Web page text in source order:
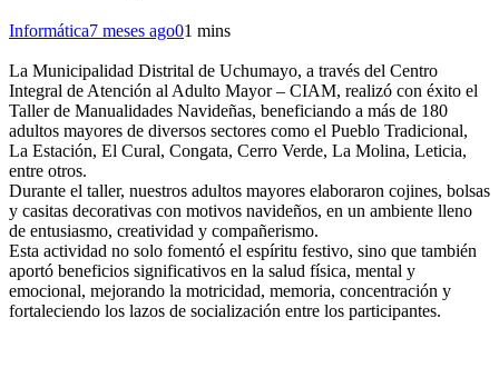
Informática7 meses ago01 mins
La Municipalidad Distrital de Uchumayo, a través del Centro
Integral de Atención al Adulto Mayor – CIAM, realizó con éxito el
Taller de Manualidades Navideñas, beneficiando a más de 180
adultos mayores de diversos sectores como el Pueblo Tradicional,
La Estación, El Cural, Congata, Cerro Verde, La Molina, Leticia,
entre otros.
Durante el taller, nuestros adultos mayores elaboraron cojines, bolsas
y casitas decorativas con motivos navideños, en un ambiente lleno
de entusiasmo, creatividad y compañerismo.
Esta actividad no solo fomentó el espíritu festivo, sino que también
aportó beneficios significativos en la salud física, mental y
emocional, mejorando la motricidad, memoria, concentración y
fortaleciendo los lazos de socialización entre los participantes.